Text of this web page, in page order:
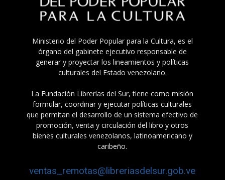
Ministerio del Poder Popular para la Cultura, es el
órgano del gabinete ejecutivo responsable de
generar y proyectar los lineamientos y políticas
culturales del Estado venezolano.
La Fundación Librerías del Sur, tiene como misión
formular, coordinar y ejecutar políticas culturales
que permitan el desarrollo de un sistema efectivo de
promoción, venta y circulación del libro y otros
bienes culturales venezolanos, latinoamericano y
caribeño.
ventas_remotas@libreriasdelsur.gob.ve